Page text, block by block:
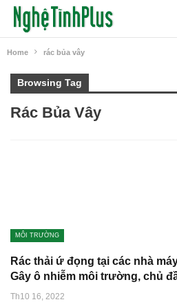
Home rác bủa vây
Browsing Tag
Rác Bủa Vây
MÔI TRƯỜNG
Rác thải ứ đọng tại các nhà
Gây ô nhiễm môi trường, chủ
Th10 16, 2022